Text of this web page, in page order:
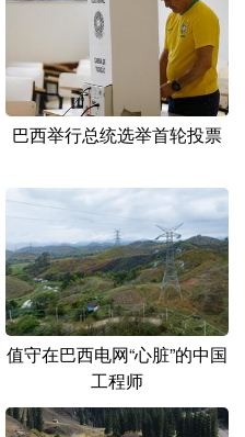
江西
湖北 湖南
海南 重庆
云南 西藏
青海 宁夏
黑龙江
日本語 한국어
巴西举行总统选举首轮投票
值守在巴西电网“心脏”的中国
工程师